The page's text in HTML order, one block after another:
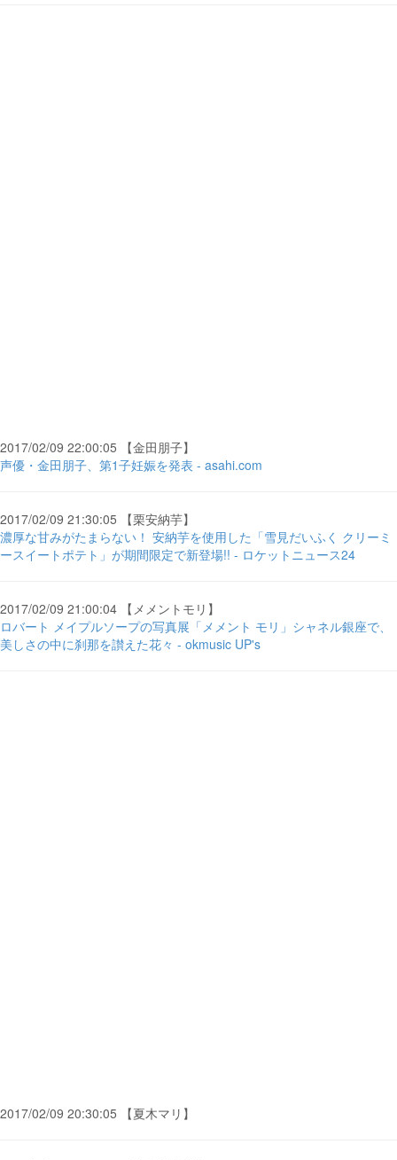
2017/02/09 22:00:05 【金田朋子】
声優・金田朋子、第1子妊娠を発表 - asahi.com
2017/02/09 21:30:05 【栗安納芋】
濃厚な甘みがたまらない！ 安納芋を使用した「雪見だいふく クリーミ
ースイートポテト」が期間限定で新登場!! - ロケットニュース24
2017/02/09 21:00:04 【メメントモリ】
ロバート メイプルソープの写真展「メメント モリ」シャネル銀座で、
美しさの中に刹那を讃えた花々 - okmusic UP's
2017/02/09 20:30:05 【夏木マリ】